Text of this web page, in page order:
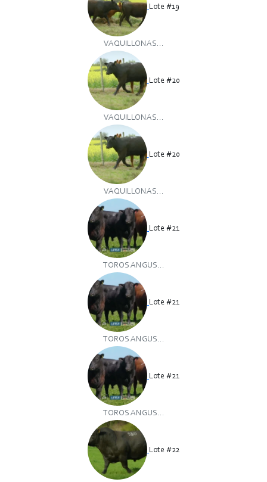
Lote #19
VAQUILLONAS...
Lote #20
VAQUILLONAS...
Lote #20
VAQUILLONAS...
Lote #21
TOROS ANGUS...
Lote #21
TOROS ANGUS...
Lote #21
TOROS ANGUS...
Lote #22